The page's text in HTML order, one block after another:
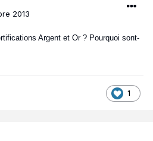
2013
Argent et Or ? Pourquoi sont-
1